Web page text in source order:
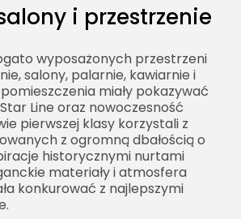
i przestrzenie
wyposażonych przestrzeni
salony, palarnie, kawiarnie i
miały pokazywać
Line oraz nowoczesność
pierwszej klasy korzystali z
z ogromną dbałością o
historycznymi nurtami
materiały i atmosfera
konkurować z najlepszymi